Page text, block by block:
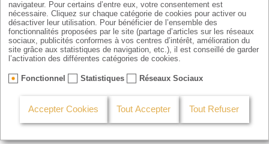
Tranche épaisse (2cm) -
≃ 0,360 Kg
Tranche épaisse (3cm) - +
≃ 0,540 Kg
navigateur. Pour certains d’entre eux, votre consentement est
nécessaire. Cliquez sur chaque catégorie de cookies pour activer ou
désactiver leur utilisation. Pour bénéficier de l’ensemble des
fonctionnalités proposées par le site (partage d’articles sur les réseaux
sociaux, publicités conformes à vos centres d’intérêt, amélioration du
site grâce aux statistiques de navigation, etc.), il est conseillé de garder
l’activation des différentes catégories de cookies.
Fonctionnel Statistiques Réseaux Sociaux
Accepter Cookies Tout Accepter Tout Refuser